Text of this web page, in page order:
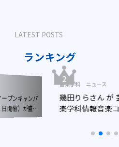
LATEST POSTS
ランキング
プンキャンパ
開催）が盛況
ました
音楽学科 ニュース
幾田りらさん が
楽学科情報音楽